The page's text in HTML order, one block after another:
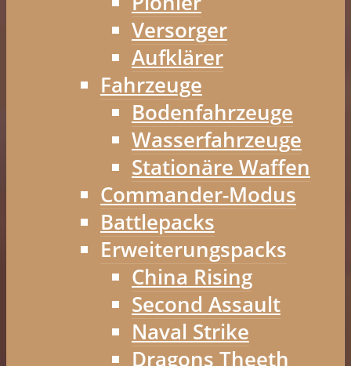
Versorger
Aufklärer
Fahrzeuge
Bodenfahrzeuge
Wasserfahrzeuge
Stationäre Waffen
Commander-Modus
Battlepacks
Erweiterungspacks
China Rising
Second Assault
Naval Strike
Dragons Theeth